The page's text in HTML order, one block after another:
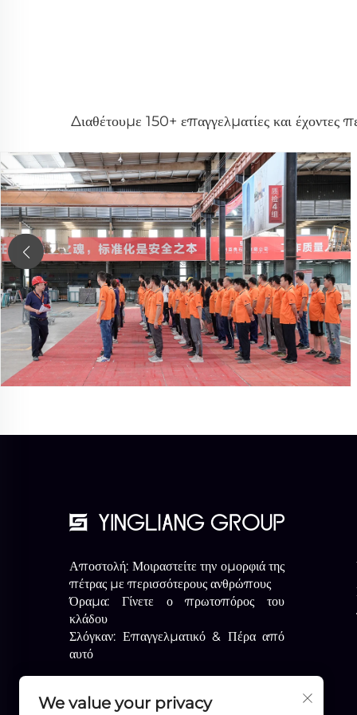
Διαθέτουμε 150+ επαγγελματίες και έχοντες
Αποστολή: Μοιραστείτε την ομορφιά της
πέτρας με περισσότερους ανθρώπους
Όραμα: Γίνετε ο πρωτοπόρος του
κλάδου
Σλόγκαν: Επαγγελματικό & Πέρα από
αυτό
We value your privacy